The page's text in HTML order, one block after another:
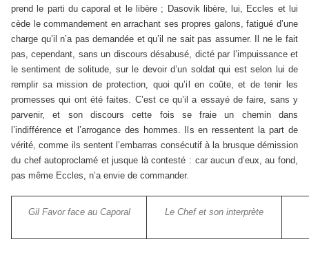
prend le parti du caporal et le libère ; Dasovik libère, lui, Eccles et lui
cède le commandement en arrachant ses propres galons, fatigué d’une
charge qu’il n’a pas demandée et qu’il ne sait pas assumer. Il ne le fait
pas, cependant, sans un discours désabusé, dicté par l’impuissance et
le sentiment de solitude, sur le devoir d’un soldat qui est selon lui de
remplir sa mission de protection, quoi qu’il en coûte, et de tenir les
promesses qui ont été faites. C’est ce qu’il a essayé de faire, sans y
parvenir, et son discours cette fois se fraie un chemin dans
l’indifférence et l’arrogance des hommes. Ils en ressentent la part de
vérité, comme ils sentent l’embarras consécutif à la brusque démission
du chef autoproclamé et jusque là contesté : car aucun d’eux, au fond,
pas même Eccles, n’a envie de commander.
Gil Favor face au Caporal Le Chef et son interprète